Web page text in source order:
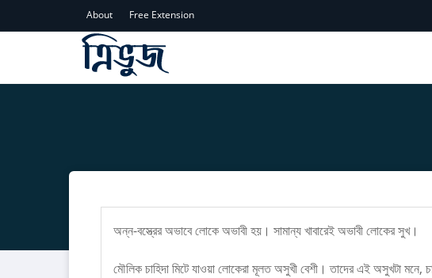
About Free Extension
অন্ন-বস্ত্রের অভাবে লোকে অভাবী হয়। সামান্য খাবারেই অভাবী লোকের সুখ।
মৌলিক চাহিদা মিটে যাওয়া লোকেরা মূলত অসুখী বেশী। তাদের এই অসুখটা মনে,